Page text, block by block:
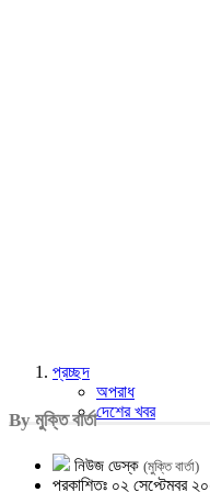
প্রচ্ছদ
অপরাধ
দেশের খবর
By মুক্তি বার্তা
নিউজ ডেস্ক (মুক্তি বার্তা)
প্রকাশিতঃ ০২ সেপ্টেম্বর